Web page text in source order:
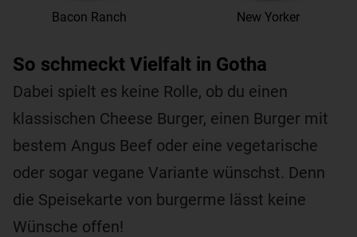
Bacon Ranch New Yorker
So schmeckt Vielfalt in Gotha
Dabei spielt es keine Rolle, ob du einen
klassischen Cheese Burger, einen Burger mit
bestem Angus Beef oder eine vegetarische
oder sogar vegane Variante wünschst. Denn
die Speisekarte von burgerme lässt keine
Wünsche offen!